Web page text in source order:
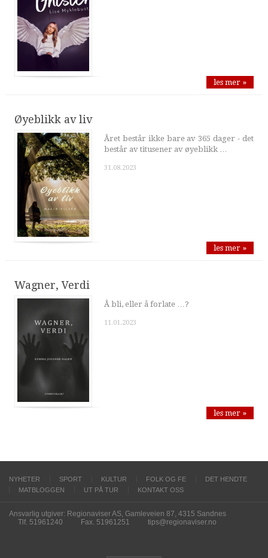
les mer »
Øyeblikk av liv
Året består ikke bare av 365 dager - det
består av titusener av øyeblikk …
31.08.2023
les mer »
Wagner, Verdi
Å bli, eller å forlate …?
11.01.2023
les mer »
NYHETER SPORT KULTUR FOLK OG FE
DET HENDTE
MATBLOGGEN
UT PÅ TUR KONTAKT OSS
Ansvarlig utgiver: Regionaviser AS, Gamleveien 87, 4315 Sandnes
Tlf. 51961240
Fax. 51961251 tips@regionaviser.no